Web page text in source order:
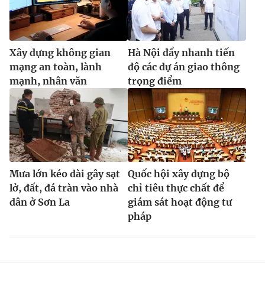
Xây dựng không gian
mạng an toàn, lành
mạnh, nhân văn
Hà Nội đẩy nhanh tiến
độ các dự án giao thông
trọng điểm
Mưa lớn kéo dài gây sạt
lở, đất, đá tràn vào nhà
dân ở Sơn La
Quốc hội xây dựng bộ
chỉ tiêu thực chất để
giám sát hoạt động tư
pháp